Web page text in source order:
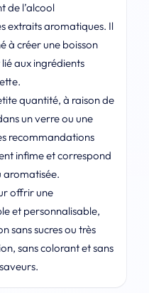
de l’alcool
extraits aromatiques. Il
à créer une boisson
aux ingrédients
quantité, à raison de
un verre ou une
recommandations
infime et correspond
aromatisée.
offrir une
et personnalisable,
sans sucres ou très
sans colorant et sans